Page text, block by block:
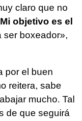
claro que no
Mi objetivo es el
ser boxeador»,
por el buen
reitera, sabe
mucho. Tal
de que seguirá